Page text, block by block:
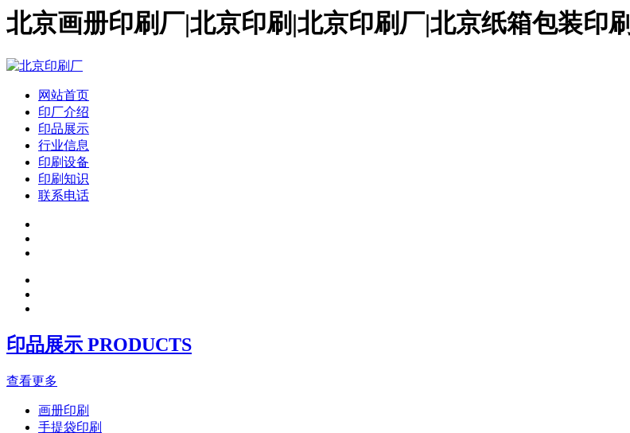
北京画册印刷厂|北京印刷|北京印刷厂|北京纸箱包装印刷
网站首页
印厂介绍
印品展示
行业信息
印刷设备
印刷知识
联系电话
印品展示 PRODUCTS
查看更多
画册印刷
手提袋印刷